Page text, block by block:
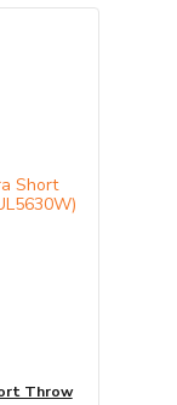
Throw